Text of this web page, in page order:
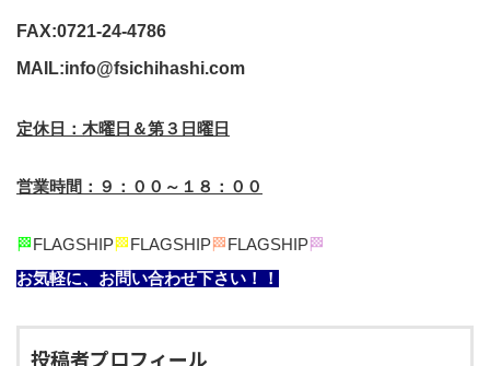
FAX:0721-24-4786
MAIL:info@fsichihashi.com
定休日：木曜日＆第３日曜日
営業時間：９：００～１８：００
🏁 FLAGSHIP🏁 FLAGSHIP🏁 FLAGSHIP🏁
お気軽に、お問い合わせ下さい！！
投稿者プロフィール